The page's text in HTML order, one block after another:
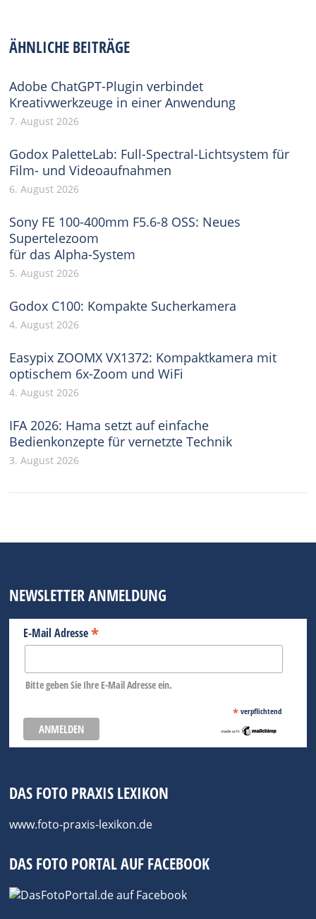
ÄHNLICHE BEITRÄGE
Adobe ChatGPT-Plugin verbindet
Kreativwerkzeuge in einer Anwendung
7. August 2026
Godox PaletteLab: Full-Spectral-Lichtsystem für
Film- und Videoaufnahmen
6. August 2026
Sony FE 100-400mm F5.6-8 OSS: Neues
Supertelezoom
für das Alpha-System
5. August 2026
Godox C100: Kompakte Sucherkamera
4. August 2026
Easypix ZOOMX VX1372: Kompaktkamera mit
optischem 6x-Zoom und WiFi
4. August 2026
IFA 2026: Hama setzt auf einfache
Bedienkonzepte für vernetzte Technik
3. August 2026
NEWSLETTER ANMELDUNG
E-Mail Adresse*
Bitte geben Sie Ihre E-Mail Adresse ein.
* verpflichtend
DAS FOTO PRAXIS LEXIKON
www.foto-praxis-lexikon.de
DAS FOTO PORTAL AUF FACEBOOK